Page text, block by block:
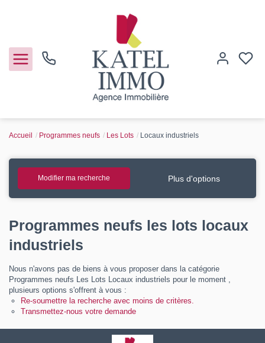
Vendre
Guide de l'immo
Contact
Katel Viager
Accueil Programmes neufs Les Lots Locaux industriels
Modifier ma recherche Plus d'options
Programmes neufs les lots locaux
industriels
Nous n'avons pas de biens à vous proposer dans la catégorie
Programmes neufs Les Lots Locaux industriels pour le moment ,
plusieurs options s'offrent à vous :
Re-soumettre la recherche avec moins de critères.
Transmettez-nous votre demande